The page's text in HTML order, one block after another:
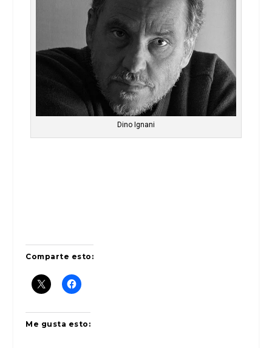
Dino Ignani
Comparte esto:
Me gusta esto: